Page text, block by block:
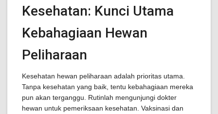
Kesehatan: Kunci Utama
Kebahagiaan Hewan
Peliharaan
Kesehatan hewan peliharaan adalah prioritas utama.
Tanpa kesehatan yang baik, tentu kebahagiaan mereka
pun akan terganggu. Rutinlah mengunjungi dokter
hewan untuk pemeriksaan kesehatan. Vaksinasi dan